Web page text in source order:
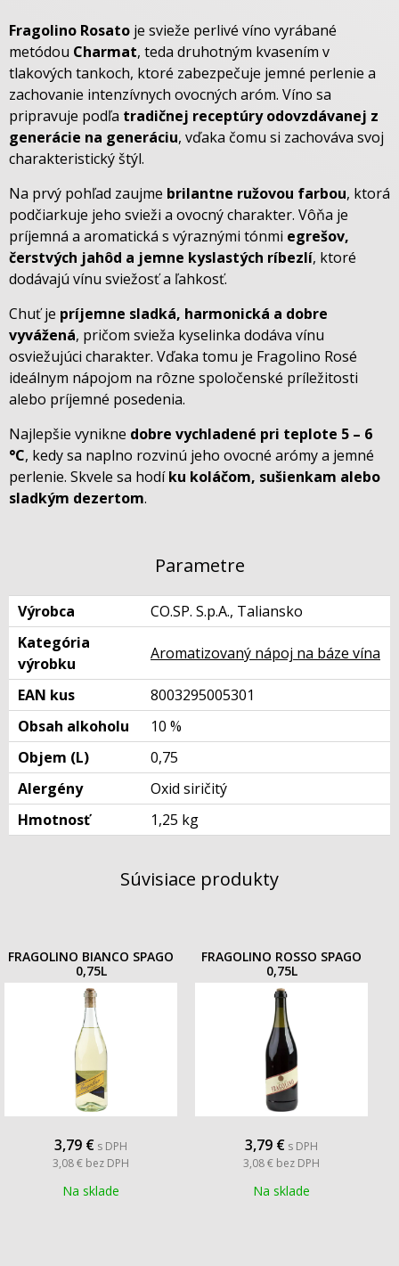
Fragolino Rosato je svieže perlivé víno vyrábané
metódou Charmat, teda druhotným kvasením v
tlakových tankoch, ktoré zabezpečuje jemné perlenie a
zachovanie intenzívnych ovocných aróm. Víno sa
pripravuje podľa tradičnej receptúry odovzdávanej z
generácie na generáciu, vďaka čomu si zachováva svoj
charakteristický štýl.
Na prvý pohľad zaujme brilantne ružovou farbou, ktorá
podčiarkuje jeho svieži a ovocný charakter. Vôňa je
príjemná a aromatická s výraznými tónmi egrešov,
čerstvých jahôd a jemne kyslastých ríbezlí, ktoré
dodávajú vínu sviežosť a ľahkosť.
Chuť je príjemne sladká, harmonická a dobre
vyvážená, pričom svieža kyselinka dodáva vínu
osviežujúci charakter. Vďaka tomu je Fragolino Rosé
ideálnym nápojom na rôzne spoločenské príležitosti
alebo príjemné posedenia.
Najlepšie vynikne dobre vychladené pri teplote 5 – 6
°C, kedy sa naplno rozvinú jeho ovocné arómy a jemné
perlenie. Skvele sa hodíku koláčom, sušienkam alebo
sladkým dezertom.
Parametre
Výrobca
CO.SP. S.p.A., Taliansko
Kategória
výrobku
Aromatizovaný nápoj na báze vína
EAN kus
8003295005301
Obsah alkoholu
10 %
Objem (L)
0,75
Alergény
Oxid siričitý
Hmotnosť
1,25 kg
Súvisiace produkty
FRAGOLINO BIANCO SPAGO
0,75L
3,79 € s DPH
3,08 € bez DPH
Na sklade
FRAGOLINO ROSSO SPAGO
0,75L
3,79 € s DPH
3,08 € bez DPH
Na sklade